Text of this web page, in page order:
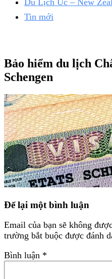
Du Lịch Úc – New
Tin mới
Bảo hiểm du lịch
Schengen
Để lại một bình luận
Email của bạn sẽ không
trường bắt buộc được đánh
Bình luận *